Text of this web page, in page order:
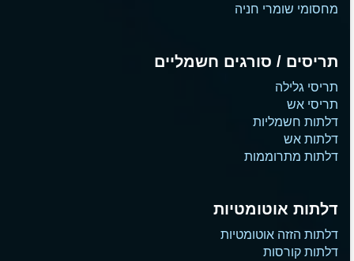
מחסומי שומרי חניה
תריסים / סורגים חשמליים
תריסי גלילה
תריסי אש
דלתות חשמליות
דלתות אש
דלתות מתרוממות
דלתות אוטומטיות
דלתות הזזה אוטומטיות
דלתות קורסות